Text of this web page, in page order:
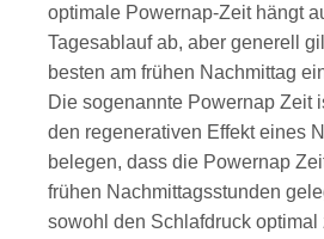
optimale Powernap-Zeit hängt
Tagesablauf ab, aber generell
besten am frühen Nachmittag
Die sogenannte Powernap Zeit
den regenerativen Effekt eines
belegen, dass die Powernap
frühen Nachmittagsstunden
sowohl den Schlafdruck